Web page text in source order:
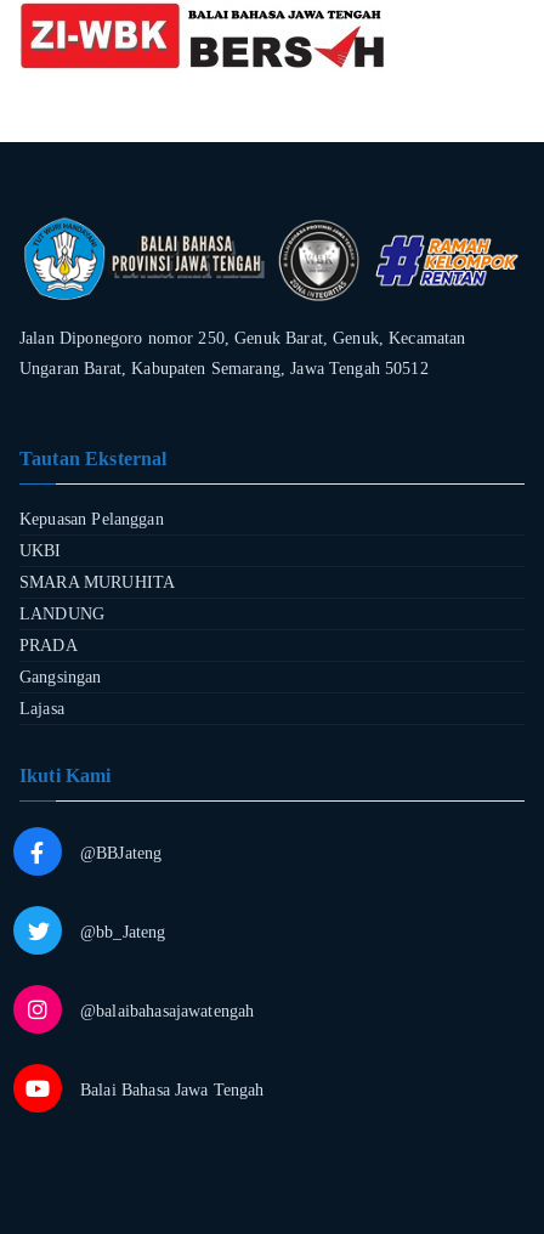
Jalan Diponegoro nomor 250, Genuk Barat, Genuk, Kecamatan
Ungaran Barat, Kabupaten Semarang, Jawa Tengah 50512
Tautan Eksternal
Kepuasan Pelanggan
UKBI
SMARA MURUHITA
LANDUNG
PRADA
Gangsingan
Lajasa
Ikuti Kami
@BBJateng
@bb_Jateng
@balaibahasajawatengah
Balai Bahasa Jawa Tengah